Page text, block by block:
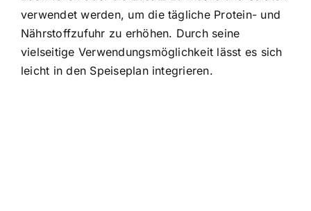
verwendet werden, um die tägliche Protein- und
Nährstoffzufuhr zu erhöhen. Durch seine
vielseitige Verwendungsmöglichkeit lässt es sich
leicht in den Speiseplan integrieren.